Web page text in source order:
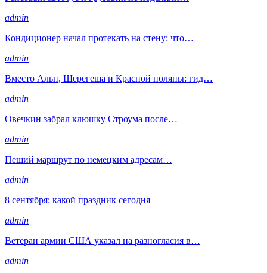
admin
Кондиционер начал протекать на стену: что…
admin
Вместо Альп, Шерегеша и Красной поляны: гид…
admin
Овечкин забрал клюшку Строума после…
admin
Пеший маршрут по немецким адресам…
admin
8 сентября: какой праздник сегодня
admin
Ветеран армии США указал на разногласия в…
admin